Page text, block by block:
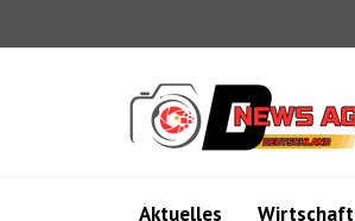
Aktuelles Wirtschaft